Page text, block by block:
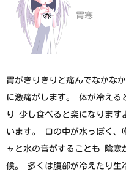
胃寒
胃がきりきりと痛んでなかな
に激痛がします。 体が冷える
り 少し食べると楽になります
います。 口の中が水っぽく、
ャと水の音がすることも 陰寒
候。 多くは腹部が冷えたり